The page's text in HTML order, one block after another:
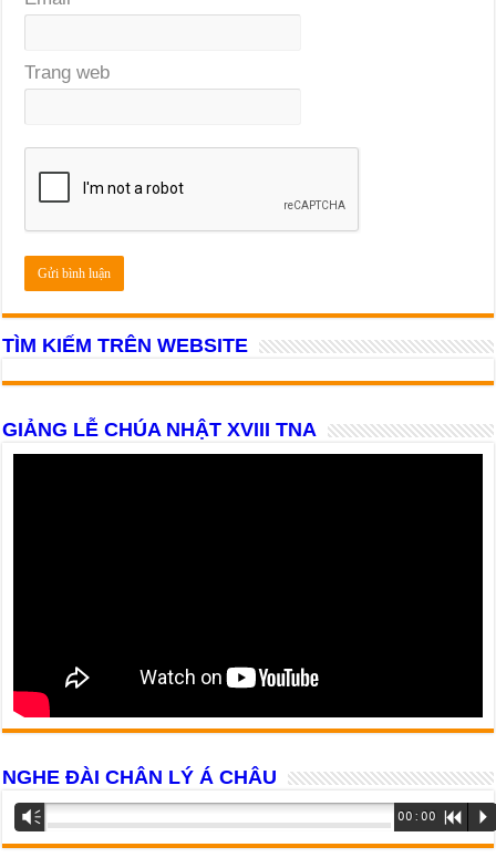
Trang web
TÌM KIẾM TRÊN WEBSITE
GIẢNG LỄ CHÚA NHẬT XVIII TNA
NGHE ĐÀI CHÂN LÝ Á CHÂU
Trình
phát
âm
Vm 00:00 R P